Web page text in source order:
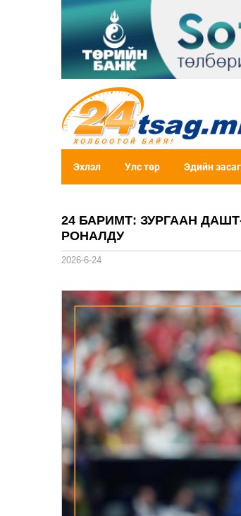
Эхлэл Улс төр Эдийн засаг
24 БАРИМТ: ЗУРГААН
РОНАЛДУ
2026-6-24